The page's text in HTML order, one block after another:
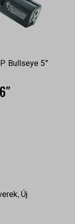
Bullseye 5″
, Új